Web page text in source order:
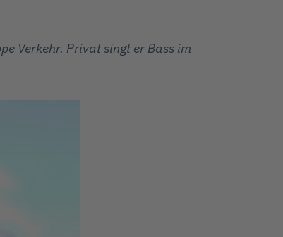
Verkehr. Privat singt er Bass im